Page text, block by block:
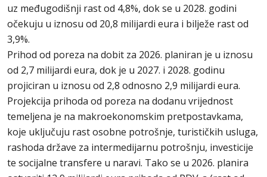
uz međugodišnji rast od 4,8%, dok se u 2028. godini
očekuju u iznosu od 20,8 milijardi eura i bilježe rast od
3,9%.
Prihod od poreza na dobit za 2026. planiran je u iznosu
od 2,7 milijardi eura, dok je u 2027. i 2028. godinu
projiciran u iznosu od 2,8 odnosno 2,9 milijardi eura.
Projekcija prihoda od poreza na dodanu vrijednost
temeljena je na makroekonomskim pretpostavkama,
koje uključuju rast osobne potrošnje, turističkih usluga,
rashoda države za intermedijarnu potrošnju, investicije
te socijalne transfere u naravi. Tako se u 2026. planira